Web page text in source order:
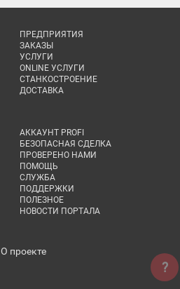
ПРЕДПРИЯТИЯ
ЗАКАЗЫ
УСЛУГИ
ONLINE УСЛУГИ
СТАНКОСТРОЕНИЕ
ДОСТАВКА
АККАУНТ PROFI
БЕЗОПАСНАЯ СДЕЛКА
ПРОВЕРЕНО НАМИ
ПОМОЩЬ
СЛУЖБА
ПОДДЕРЖКИ
ПОЛЕЗНОЕ
НОВОСТИ ПОРТАЛА
О проекте
?